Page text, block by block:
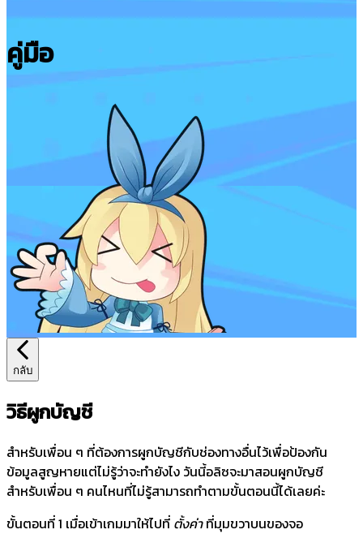
คู่มือ
กลับ
วิธีผูกบัญชี
สำหรับเพื่อน ๆ ที่ต้องการผูกบัญชีกับช่องทางอื่นไว้เพื่อป้องกัน
ข้อมูลสูญหายแต่ไม่รู้ว่าจะทำยังไง วันนี้อลิซจะมาสอนผูกบัญชี
สำหรับเพื่อน ๆ คนไหนที่ไม่รู้สามารถทำตามขั้นตอนนี้ได้เลยค่ะ
ขั้นตอนที่ 1 เมื่อเข้าเกมมาให้ไปที่ ตั้งค่าที่มุมขวาบนของจอ